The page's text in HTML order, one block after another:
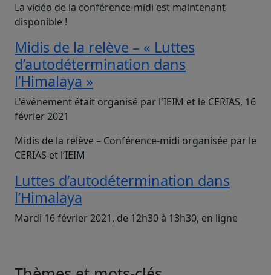
La vidéo de la conférence-midi est maintenant
disponible !
Midis de la relève – « Luttes
d’autodétermination dans
l’Himalaya »
L'événement était organisé par l'IEIM et le CERIAS, 16
février 2021
Midis de la relève – Conférence-midi organisée par le
CERIAS et l’IEIM
Luttes d’autodétermination dans
l’Himalaya
Mardi 16 février 2021, de 12h30 à 13h30, en ligne